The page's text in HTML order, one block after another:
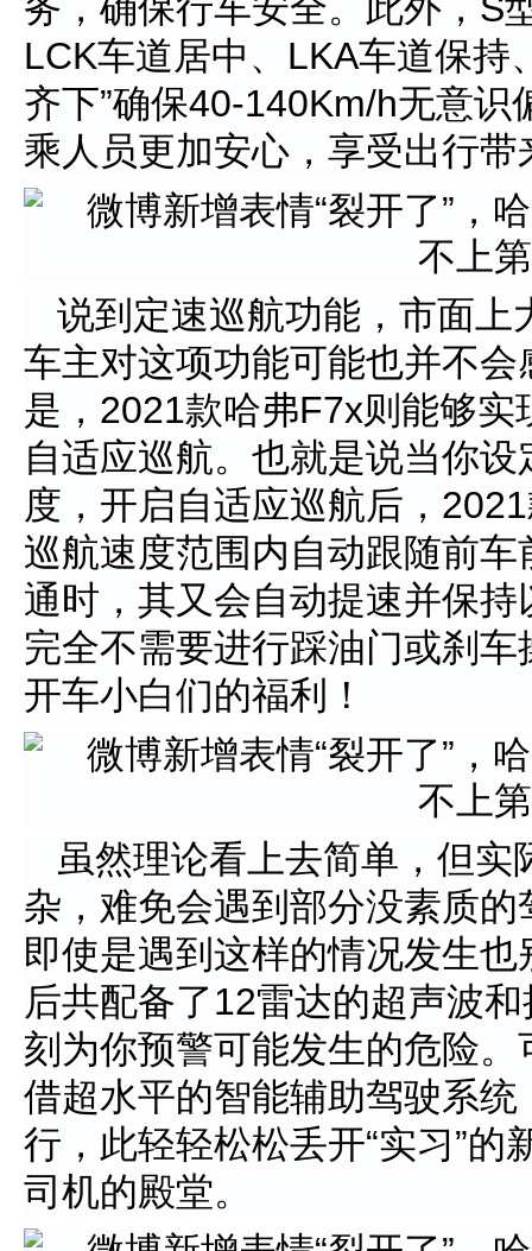
LCK车道居中、LKA车道保持
齐下”确保40-140Km/h无意
乘人员更加安心，享受出行带
说到定速巡航功能，市面上
车主对这项功能可能也并不
是，2021款哈弗F7x则能够实
自适应巡航。也就是说当你
度，开启自适应巡航后，
巡航速度范围内自动跟随前
通时，其又会自动提速并保
完全不需要进行踩油门或刹
开车小白们的福利！
虽然理论看上去简单，但
杂，难免会遇到部分没素质
即使是遇到这样的情况发生
后共配备了12雷达的超声波
刻为你预警可能发生的危险
借超水平的智能辅助驾驶系
行，此轻轻松松丢开“实习”
司机的殿堂。